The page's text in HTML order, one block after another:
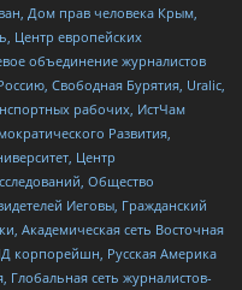
Дом прав человека Крым,
Центр европейских
объединение журналистов
Свободная Бурятия, Uralic,
рабочих, ИстЧам
Развития,
Центр
Общество
Иеговы, Гражданский
Академическая сеть Восточная
корпорейшн, Русская Америка
Глобальная сеть журналистов-